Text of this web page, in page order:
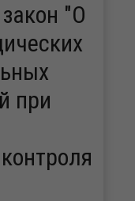
"О
при